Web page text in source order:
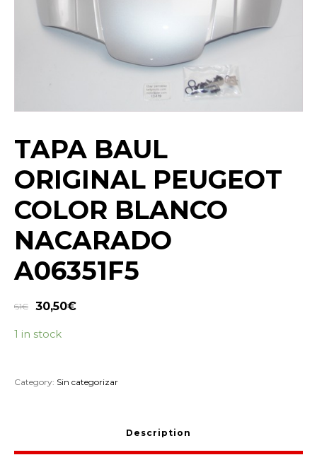
TAPA BAUL
ORIGINAL PEUGEOT
COLOR BLANCO
NACARADO
A06351F5
61€ 30,50€
1 in stock
Category: Sin categorizar
Description